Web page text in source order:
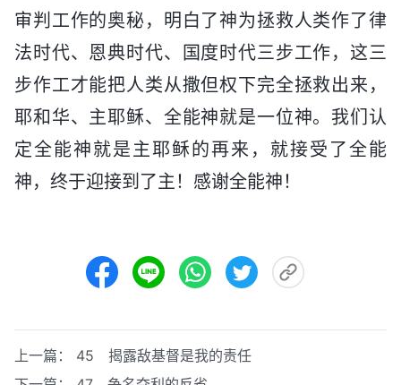
审判工作的奥秘，明白了神为拯救人类作了律
法时代、恩典时代、国度时代三步工作，这三
步作工才能把人类从撒但权下完全拯救出来，
耶和华、主耶稣、全能神就是一位神。我们认
定全能神就是主耶稣的再来，就接受了全能
神，终于迎接到了主！感谢全能神！
上一篇： 45 揭露敌基督是我的责任